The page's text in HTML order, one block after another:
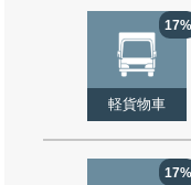
17%
軽貨物車
17%